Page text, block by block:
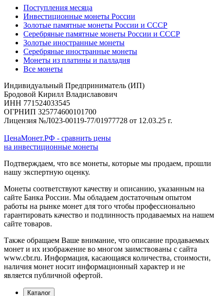
Поступления месяца
Инвестиционные монеты России
Золотые памятные монеты России и СССР
Серебряные памятные монеты России и СССР
Золотые иностранные монеты
Серебряные иностранные монеты
Монеты из платины и палладия
Все монеты
Индивидуальный Предприниматель (ИП)
Бродовой Кирилл Владиславович
ИНН 771524033545
ОГРНИП 325774600101700
Лицензия №Л023-00119-77/01977728 от 12.03.25 г.
ЦенаМонет.РФ - сравнить цены
на инвестиционные монеты
Подтверждаем, что все монеты, которые мы продаем, прошли
нашу экспертную оценку.
Монеты соответствуют качеству и описанию, указанным на
сайте Банка России. Мы обладаем достаточным опытом
работы на рынке монет для того чтобы профессионально
гарантировать качество и подлинность продаваемых на нашем
сайте товаров.
Также обращаем Ваше внимание, что описание продаваемых
монет и их изображение во многом заимствованы с сайта
www.cbr.ru. Информация, касающаяся количества, стоимости,
наличия монет носит информационный характер и не
является публичной офертой.
Каталог